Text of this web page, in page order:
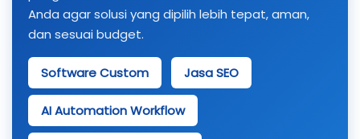
Anda agar solusi yang dipilih lebih tepat, aman,
dan sesuai budget.
Software Custom Jasa SEO
AI Automation Workflow